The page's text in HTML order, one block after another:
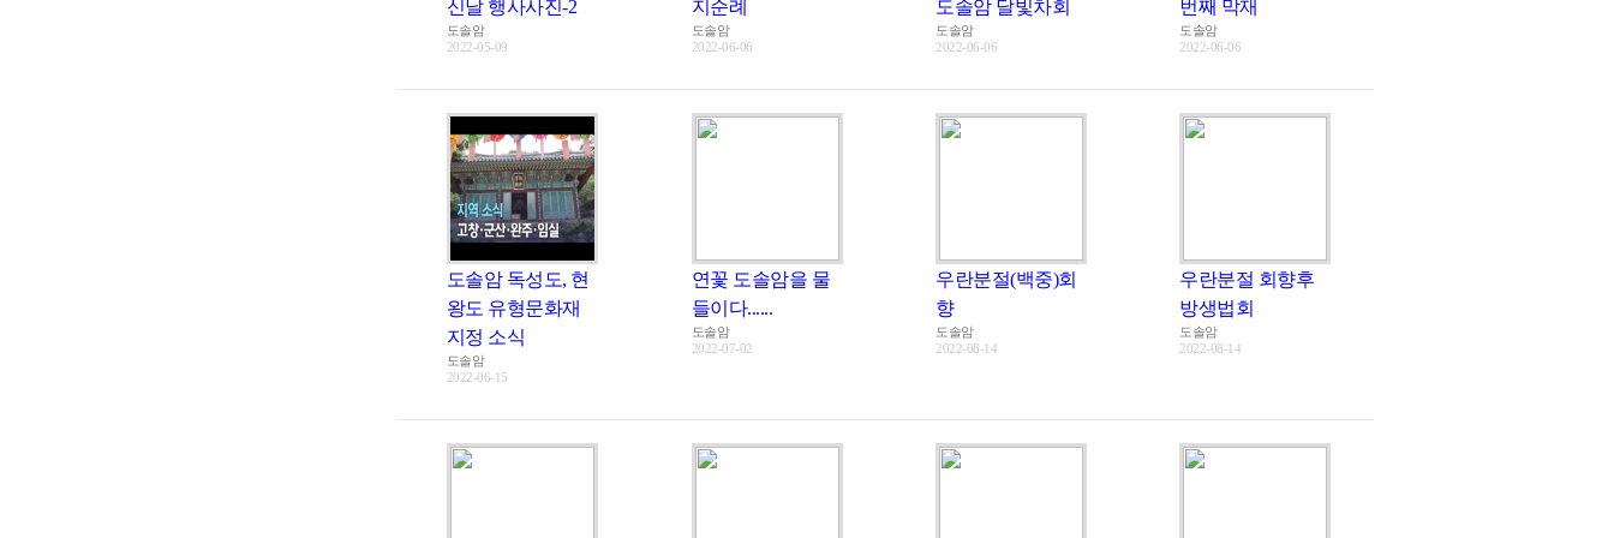
신날 행사사진-2
도솔암
2022-05-09
지순례
도솔암
2022-06-06
도솔암 달빛차회
도솔암
2022-06-06
번째 막재
도솔암
2022-06-06
도솔암 독성도, 현
왕도 유형문화재
지정 소식
도솔암
2022-06-15
연꽃 도솔암을 물
들이다......
도솔암
2022-07-02
우란분절(백중)회
향
도솔암
2022-08-14
우란분절 회향후
방생법회
도솔암
2022-08-14